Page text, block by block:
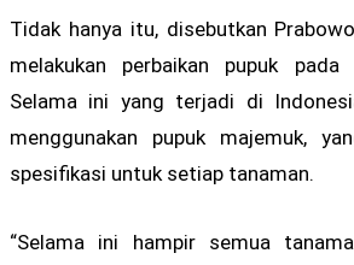
Tidak hanya itu, disebutkan
melakukan perbaikan pupuk
Selama ini yang terjadi di
menggunakan pupuk majemuk,
spesifikasi untuk setiap tanaman.
“Selama ini hampir semua